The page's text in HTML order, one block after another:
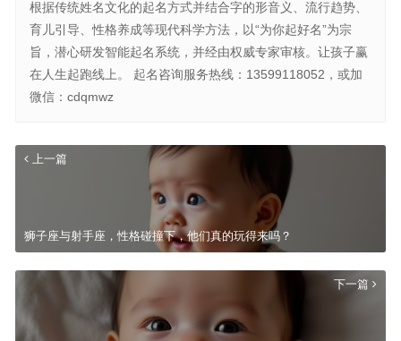
根据传统姓名文化的起名方式并结合字的形音义、流行趋势、
育儿引导、性格养成等现代科学方法，以“为你起好名”为宗
旨，潜心研发智能起名系统，并经由权威专家审核。让孩子赢
在人生起跑线上。 起名咨询服务热线：13599118052，或加
微信：cdqmwz
上一篇
狮子座与射手座，性格碰撞下，他们真的玩得来吗？
下一篇